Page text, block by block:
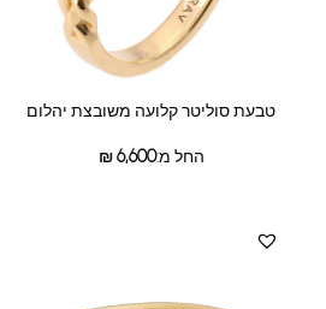
טבעת סוליטר קלועה משובצת יהלום
החל מ: ₪6,600